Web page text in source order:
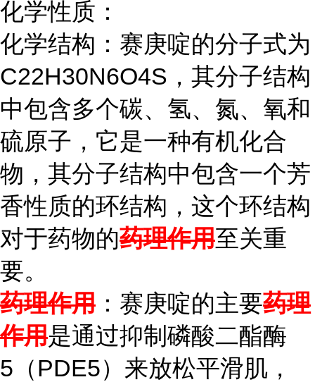
化学性质：
化学结构：赛庚啶的分子式为
C22H30N6O4S，其分子结构
中包含多个碳、氢、氮、氧和
硫原子，它是一种有机化合
物，其分子结构中包含一个芳
香性质的环结构，这个环结构
对于药物的药理作用至关重
要。
药理作用 ：赛庚啶的主要药理
作用是通过抑制磷酸二酯酶
5（PDE5）来放松平滑肌，